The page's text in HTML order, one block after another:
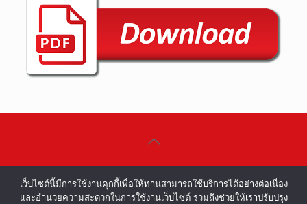
©COPYRIGHT 2002-2016 ALL RIGHTS
RESERVED.
เว็บไซต์นี้มีการใช้งานคุกกี้เพื่อให้ท่านสามารถใช้บริการได้อย่างต่อเนื่อง
และอำนวยความสะดวกในการใช้งานเว็บไซต์ รวมถึงช่วยให้เราปรับปรุง